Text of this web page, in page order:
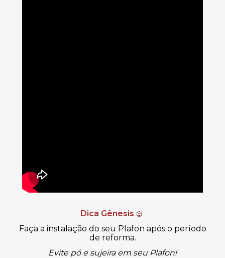
Dica Gênesis 😉
Faça a instalação do seu Plafon após o período
de reforma.
Evite pó e sujeira em seu Plafon!